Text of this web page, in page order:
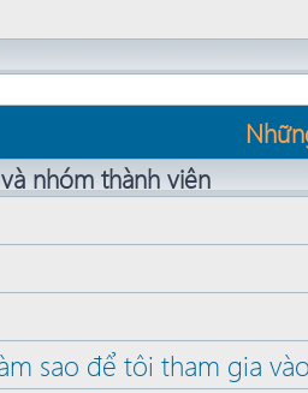
nhóm thành viên
sao để tôi tham gia